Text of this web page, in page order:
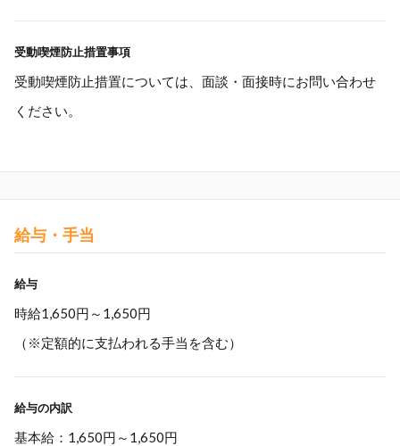
受動喫煙防止措置事項
受動喫煙防止措置については、面談・面接時にお問い合わせ
ください。
給与・手当
給与
時給1,650円～1,650円
（※定額的に支払われる手当を含む）
給与の内訳
基本給：1,650円～1,650円